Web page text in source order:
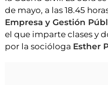
de mayo, a las 18.45
Empresa y Gestión
el que imparte clases y
por la socióloga Esther